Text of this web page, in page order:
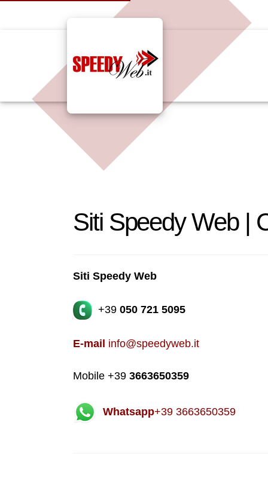
Siti Speedy Web |
Siti Speedy Web
+39 050 721 5095
E-mail info@speedyweb.it
Mobile +39 3663650359
Whatsapp+39 3663650359